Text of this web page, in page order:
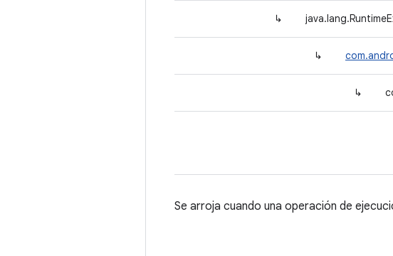
↳
↳
↳
Se arroja cuando una operación de